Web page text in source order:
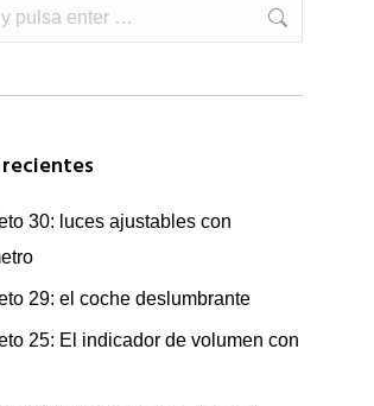
30: luces ajustables con
29: el coche deslumbrante
25: El indicador de volumen con